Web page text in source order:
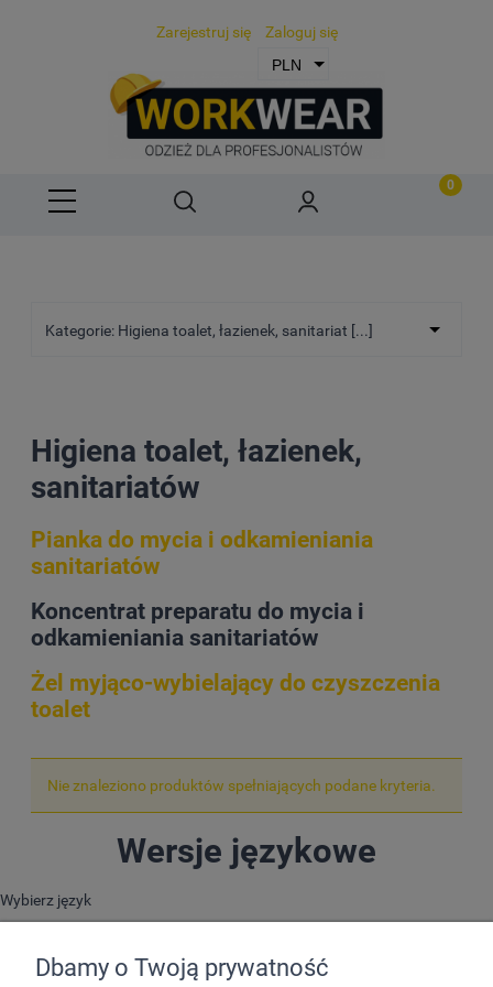
Zarejestruj się Zaloguj się
Kategorie: Higiena toalet, łazienek, sanitariat [...]
Higiena toalet, łazienek,
sanitariatów
Pianka do mycia i odkamieniania
sanitariatów
Koncentrat preparatu do mycia i
odkamieniania sanitariatów
Żel myjąco-wybielający do czyszczenia
toalet
Nie znaleziono produktów spełniających podane kryteria.
Wersje językowe
Wybierz język
Dbamy o Twoją prywatność